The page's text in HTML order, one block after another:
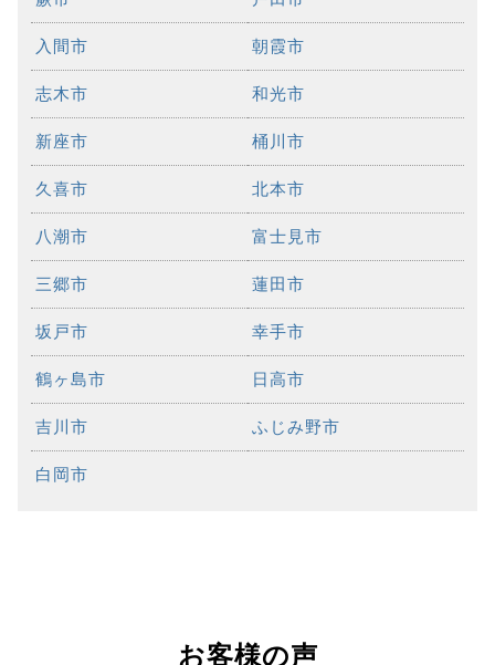
入間市 朝霞市
志木市 和光市
新座市 桶川市
久喜市 北本市
八潮市 富士見市
三郷市 蓮田市
坂戸市 幸手市
鶴ヶ島市 日高市
吉川市 ふじみ野市
白岡市
お客様の声